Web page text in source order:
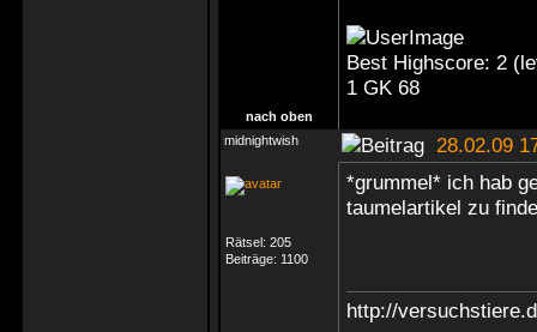
Best Highscore: 2
1 GK 68
nach oben
midnightwish
28.02.09
Rätsel: 205
Beiträge: 1100
*grummel* ich hab
taumelartikel zu
http://